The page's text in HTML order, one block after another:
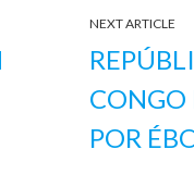
NEXT ARTICLE
CONGO
POR